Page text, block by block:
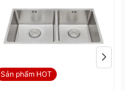
Sản phẩm HOT